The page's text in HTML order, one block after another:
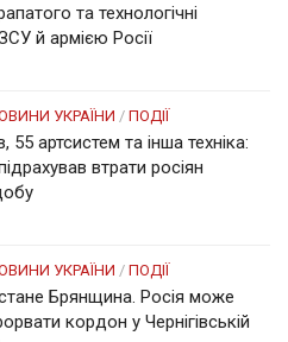
та технологічні
й армією Росії
УКРАЇНИ / ПОДІЇ
55 артсистем та інша техніка:
втрати росіян
УКРАЇНИ / ПОДІЇ
Брянщина. Росія може
кордон у Чернігівській